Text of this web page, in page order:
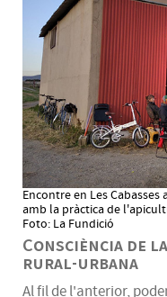
Encontre en Les
amb la pràctica de
Foto: La Fundició
Consciència de
rural-urbana
Al fil de l'anterior,